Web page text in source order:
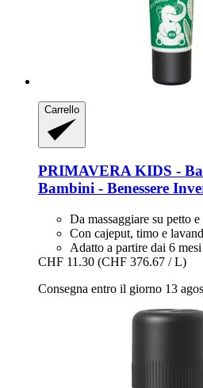
Carrello
PRIMAVERAKIDS -​
Bambini -​ Benessere
Da massaggiare su petto e
Con cajeput, timo e
Adatto a partire dai 6 mesi
CHF 11.30 (CHF 376.67 / L)
Consegna entro il giorno 13